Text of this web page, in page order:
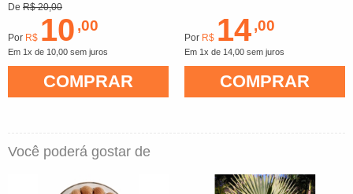
De R$ 20,00
Por R$ 10 ,00
Em 1x de 10,00 sem juros
COMPRAR
Por R$ 14,00
Em 1x de 14,00 sem juros
COMPRAR
Você poderá gostar de